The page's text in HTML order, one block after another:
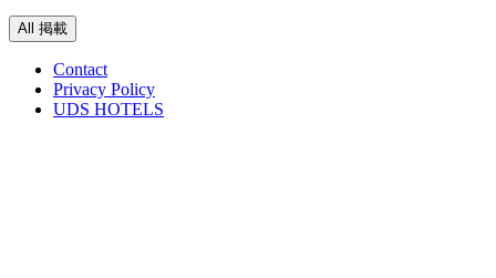
All 掲載
Contact
Privacy Policy
UDS HOTELS